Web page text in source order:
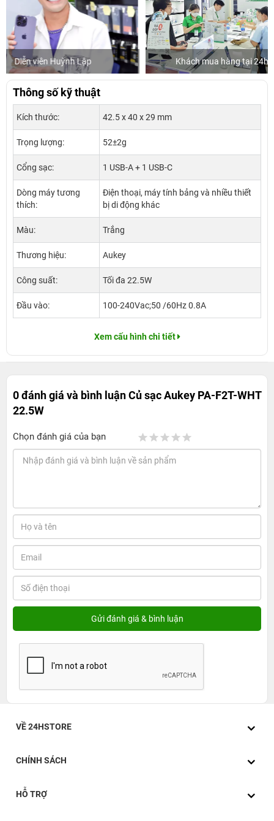
Khách mua hàng tại 24hStore Ca sĩ/
Thông số kỹ thuật
Kích thước: 42.5 x 40 x 29 mm
Trọng lượng: 52±2g
Cổng sạc: 1 USB-A + 1 USB-C
Dòng máy tương
thích:
Điện thoại, máy tính bảng và nhiều thiết
bị di động khác
Màu: Trắng
Thương hiệu: Aukey
Công suất: Tối đa 22.5W
Đầu vào: 100-240Vac;50 /60Hz 0.8A
Xem cấu hình chi tiết
0 đánh giá và bình luậnCủ sạc Aukey PA-F2T-WHT
22.5W
Chọn đánh giá của bạn
VỀ 24HSTORE
CHÍNH SÁCH
HỖ TRỢ